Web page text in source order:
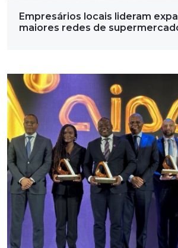
Empresários locais lideram
maiores redes de